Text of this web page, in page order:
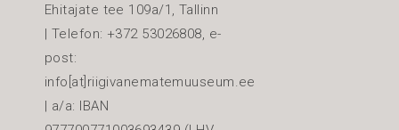
Ehitajate tee 109a/1, Tallinn
| Telefon: +372 53026808, e-
post:
info[at]riigivanematemuuseum.ee
| a/a: IBAN